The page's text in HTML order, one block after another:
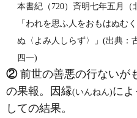
本書紀（720）斉明七年五月（
「われを思ふ人をおもはぬむ
ぬ〈よみ人しらず〉」(出典：
四一)
②前世の善悪の行ないが
の果報。因縁(いんねん)に
しての結果。